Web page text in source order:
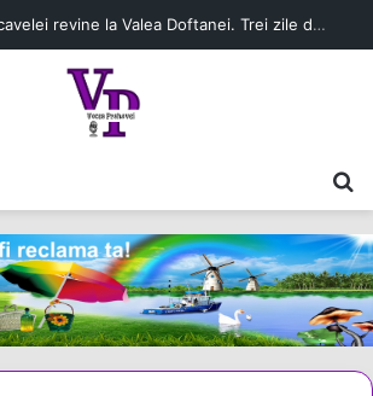
Festivalul Cașcavelei revine la Valea Doftanei. Trei zile de tradiții, gastronomie și spectacole în perioada 28–30 august